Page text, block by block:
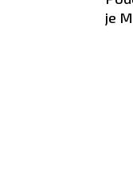
je